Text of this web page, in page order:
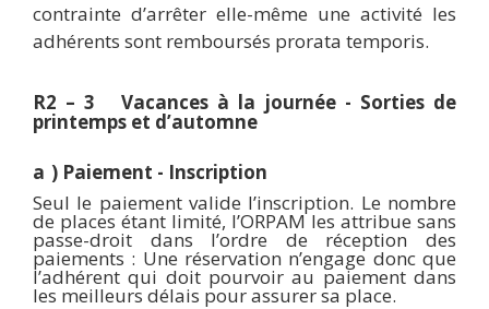
contrainte d’arrêter elle-même une activité les
adhérents sont remboursés prorata temporis.
R2 – 3 Vacances à la journée - Sorties de
printemps et d’automne
a ) Paiement - Inscription
Seul le paiement valide l’inscription. Le nombre
de places étant limité, l’ORPAM les attribue sans
passe-droit dans l’ordre de réception des
paiements : Une réservation n’engage donc que
l’adhérent qui doit pourvoir au paiement dans
les meilleurs délais pour assurer sa place.